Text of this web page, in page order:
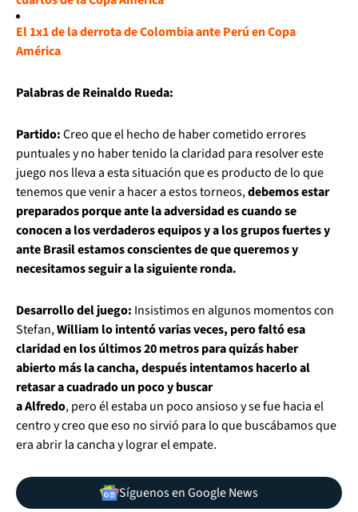
El 1x1 de la derrota de Colombia ante Perú en Copa
América
Palabras de Reinaldo Rueda:
Partido:Creo que el hecho de haber cometido errores
puntuales y no haber tenido la claridad para resolver este
juego nos lleva a esta situación que es producto de lo que
tenemos que venir a hacer a estos torneos,debemos estar
preparados porque ante la adversidad es cuando se
conocen a los verdaderos equipos y a los grupos fuertes y
ante Brasil estamos conscientes de que queremos y
necesitamos seguir a la siguiente ronda.
Desarrollo del juego: Insistimos en algunos momentos con
Stefan,William lo intentó varias veces, pero faltó esa
claridad en los últimos 20 metros para quizás haber
abierto más la cancha, después intentamos hacerlo al
retasar a cuadrado un poco y buscar
a Alfredo, pero él estaba un poco ansioso y se fue hacia el
centro y creo que eso no sirvió para lo que buscábamos que
era abrir la cancha y lograr el empate.
Síguenos en Google News